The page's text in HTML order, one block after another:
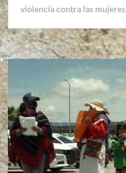
violencia contra las mujeres